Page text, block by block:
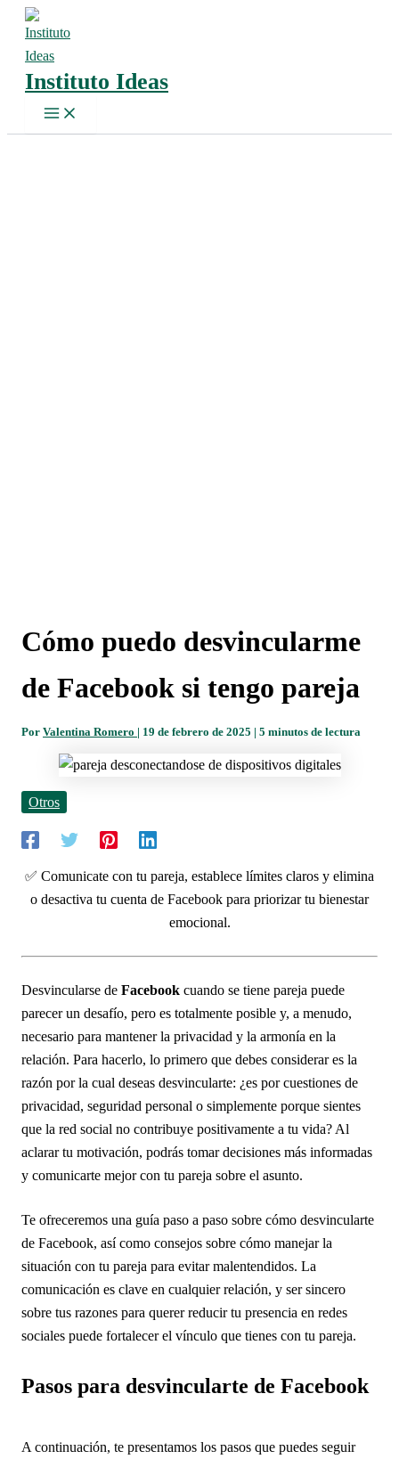
contenido
Instituto Ideas
Main
Cómo puedo desvincularme
de Facebook si tengo pareja
Por Valentina Romero | 19 de febrero de 2025 | 5 minutos de lectura
Otros
✅ Comunicate con tu pareja, establece límites claros y elimina
o desactiva tu cuenta de Facebook para priorizar tu bienestar
emocional.
Desvincularse de Facebook cuando se tiene pareja puede
parecer un desafío, pero es totalmente posible y, a menudo,
necesario para mantener la privacidad y la armonía en la
relación. Para hacerlo, lo primero que debes considerar es la
razón por la cual deseas desvincularte: ¿es por cuestiones de
privacidad, seguridad personal o simplemente porque sientes
que la red social no contribuye positivamente a tu vida? Al
aclarar tu motivación, podrás tomar decisiones más informadas
y comunicarte mejor con tu pareja sobre el asunto.
Te ofreceremos una guía paso a paso sobre cómo desvincularte
de Facebook, así como consejos sobre cómo manejar la
situación con tu pareja para evitar malentendidos. La
comunicación es clave en cualquier relación, y ser sincero
sobre tus razones para querer reducir tu presencia en redes
sociales puede fortalecer el vínculo que tienes con tu pareja.
Pasos para desvincularte de Facebook
A continuación, te presentamos los pasos que puedes seguir